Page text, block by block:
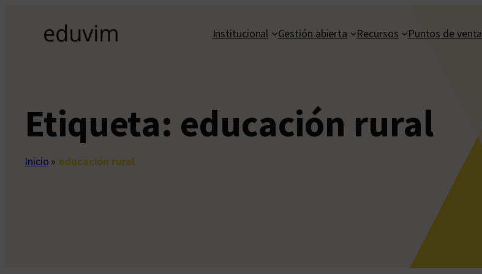
contenido
Institucional Gestión abierta Recursos Puntos de venta
Etiqueta: educación rural
Inicio » educación rural